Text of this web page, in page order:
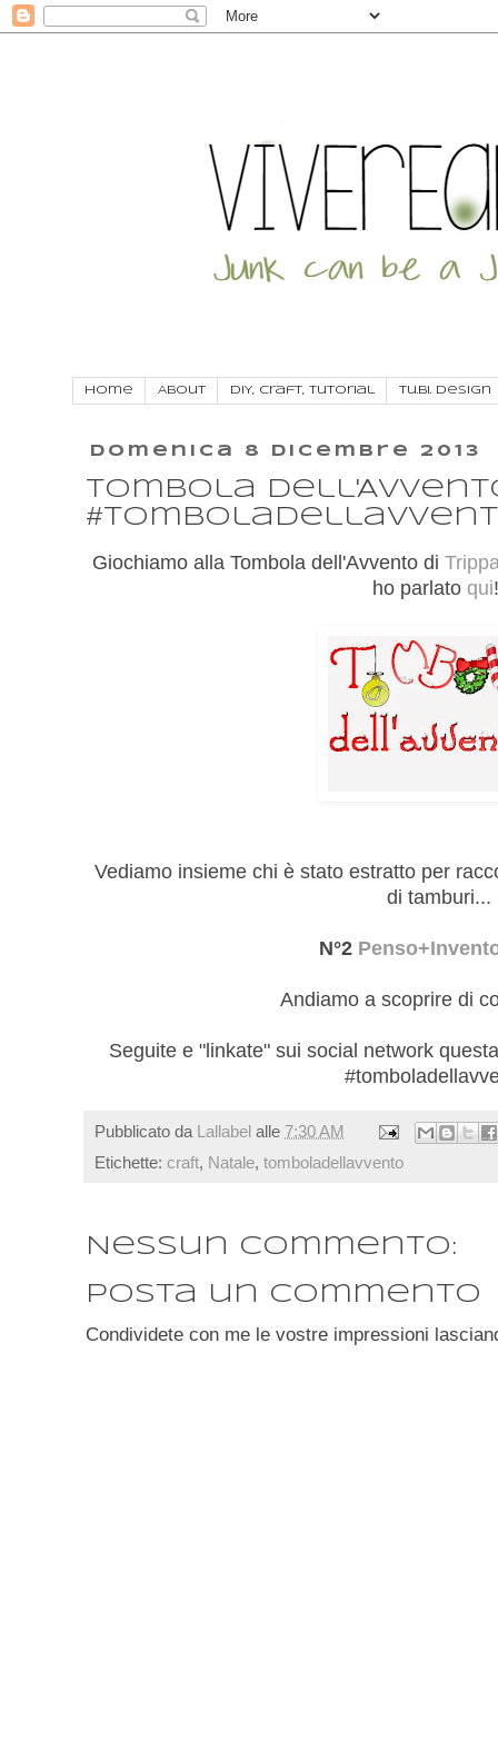
Home About DIY, craft, tutorial Tu.Bi. Design
domenica 8 dicembre 2013
Tombola
Giochiamo alla Tombola dell'Avvento di
ho parlatoqui
Vediamo insieme chi è stato estratto per
di tamburi...
N°2
Andiamo a scoprire di
Seguite e "linkate" sui social network
Pubblicato da Lallabel alle 7:30 AM
Etichette: craft, Natale, tomboladellavvento
Nessun commento:
Posta un commento
Condividete con me le vostre impressioni